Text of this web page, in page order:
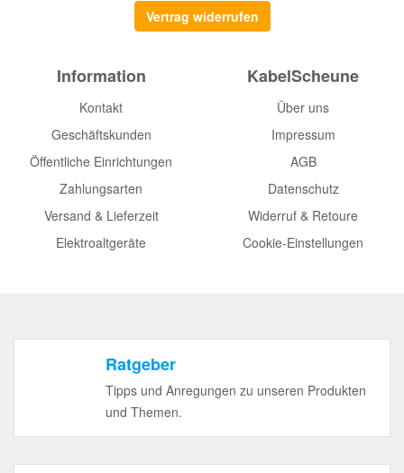
Vertrag widerrufen
Information
Kontakt
Geschäftskunden
Öffentliche Einrichtungen
Zahlungsarten
Versand & Lieferzeit
Elektroaltgeräte
KabelScheune
Über uns
Impressum
AGB
Datenschutz
Widerruf & Retoure
Cookie-Einstellungen
Ratgeber
Tipps und Anregungen zu unseren Produkten
und Themen.